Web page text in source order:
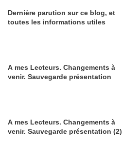
Dernière parution sur ce blog, et
toutes les informations utiles
A mes Lecteurs. Changements à
venir. Sauvegarde présentation
A mes Lecteurs. Changements à
venir. Sauvegarde présentation (2)